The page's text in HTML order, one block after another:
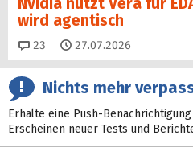
Nvidia nutzt Vera für
wird agentisch
23 Kommentare
27.07.2026
Nichts mehr
Erhalte eine Push-
Erscheinen neuer Tests und